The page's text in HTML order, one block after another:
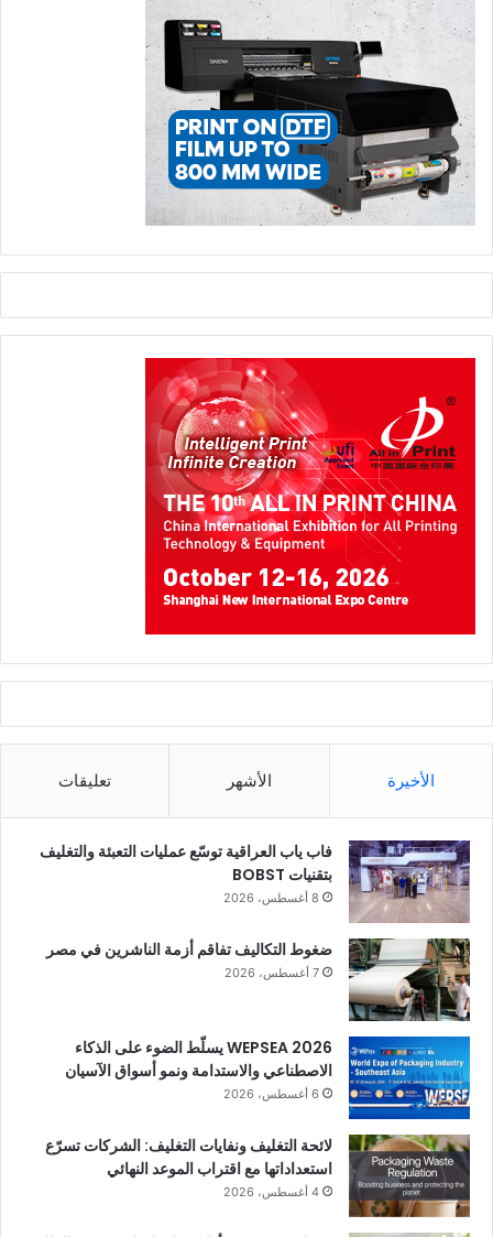
الأخيرة الأشهر تعليقات
فاب ياب العراقية توسّع عمليات التعبئة والتغليف
بتقنيات BOBST
8 أغسطس، 2026
ضغوط التكاليف تفاقم أزمة الناشرين في مصر
7 أغسطس، 2026
WEPSEA 2026 يسلّط الضوء على الذكاء
الاصطناعي والاستدامة ونمو أسواق الآسيان
6 أغسطس، 2026
لائحة التغليف ونفايات التغليف: الشركات تسرّع
استعداداتها مع اقتراب الموعد النهائي
4 أغسطس، 2026